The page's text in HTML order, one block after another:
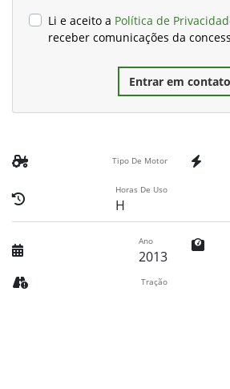
Li e aceito a Política de
receber comunicações da
Entrar em contato
Tipo De Motor
Horas De Uso
H
Ano
2013
Tração